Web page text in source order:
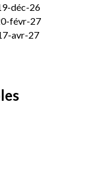
déc-26
févr-27
avr-27